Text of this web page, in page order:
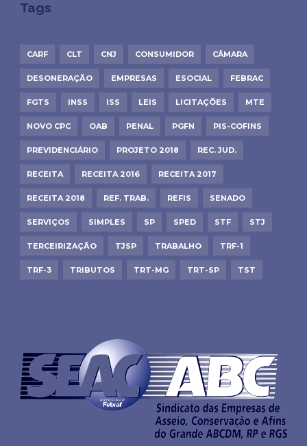
Tags
CARF CLT CNJ CONSUMIDOR CÂMARA
DESONERAÇÃO EMPRESAS ESOCIAL FEBRAC
FGTS INSS ISS LEIS LICITAÇÕES MTE
NOVO CPC OAB PENAL PGFN PIS-COFINS
PREVIDENCIÁRIO PROJETO 2018 REC. JUD.
RECEITA RECEITA 2016 RECEITA 2017
RECEITA 2018 REF. TRAB. REFIS SENADO
SERVIÇOS SIMPLES SP SPED STF STJ
TERCEIRIZAÇÃO TJSP TRABALHO TRF-1
TRF-3 TRIBUTOS TRT-MG TRT-SP TST